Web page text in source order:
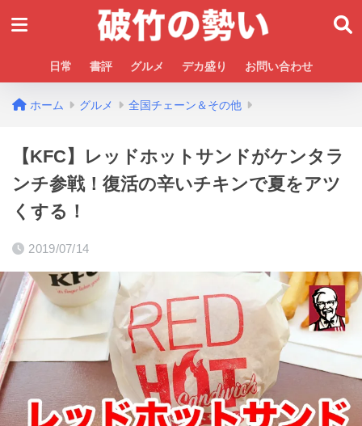
日常 書評 グルメ デカ盛り お問い合わせ
ホーム グルメ 全国チェーン＆その他
【KFC】レッドホットサンドがケンタラ
ンチ参戦！復活の辛いチキンで夏をアツ
くする！
2019/07/14